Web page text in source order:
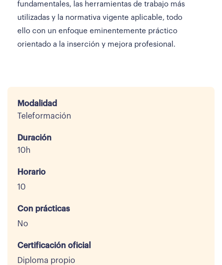
fundamentales, las herramientas de trabajo más
utilizadas y la normativa vigente aplicable, todo
ello con un enfoque eminentemente práctico
orientado a la inserción y mejora profesional.
Modalidad
Teleformación
Duración
10h
Horario
10
Con prácticas
No
Certificación oficial
Diploma propio